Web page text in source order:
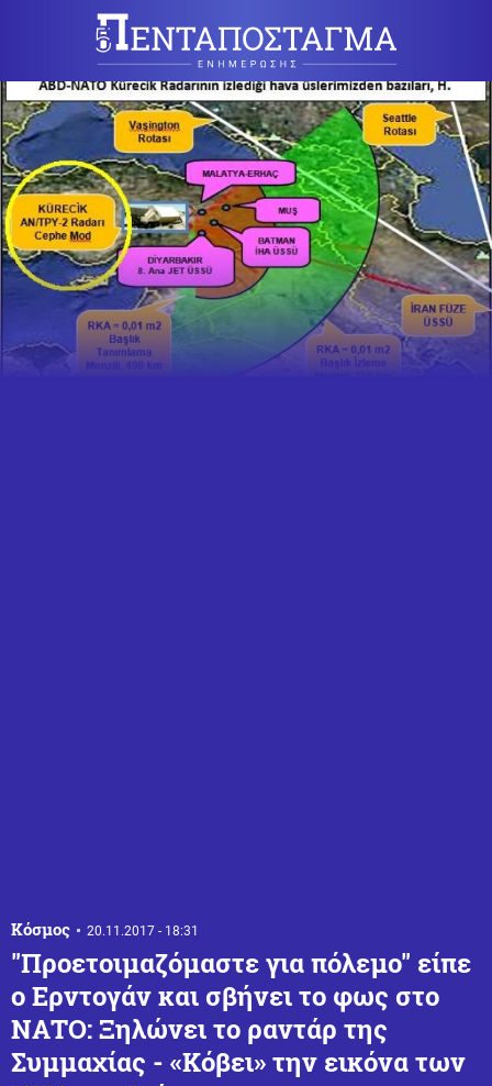
Κόσμος 20.11.2017 - 18:31
"Προετοιμαζόμαστε για πόλεμο" είπε
ο Ερντογάν και σβήνει το φως στο
ΝΑΤΟ: Ξηλώνει το ραντάρ της
Συμμαχίας - «Κόβει» την εικόνα των